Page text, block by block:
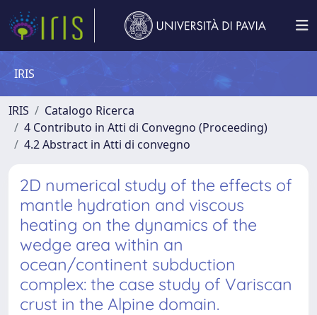
IRIS
IRIS
Catalogo Ricerca
4 Contributo in Atti di Convegno (Proceeding)
4.2 Abstract in Atti di convegno
2D numerical study of the effects of
mantle hydration and viscous
heating on the dynamics of the
wedge area within an
ocean/continent subduction
complex: the case study of Variscan
crust in the Alpine domain.